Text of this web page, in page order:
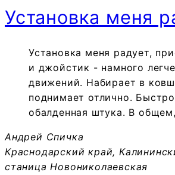
Установка меня
Установка меня радует,
и джойстик - намного
движений. Набирает в
поднимает отлично.
обалденная штука. В
Андрей Спичка
Краснодарский край,
станица Новониколаевская